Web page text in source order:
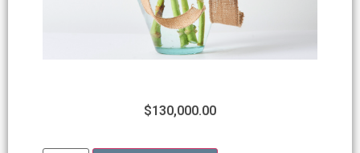
$130,000.00